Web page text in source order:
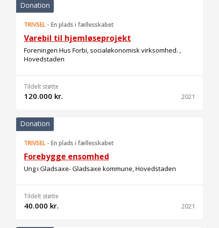
Donation
TRIVSEL - En plads i fællesskabet
Varebil til hjemløseprojekt
Foreningen Hus Forbi, socialøkonomisk virksomhed. ,
Hovedstaden
Tildelt støtte
120.000 kr. 2021
Donation
TRIVSEL - En plads i fællesskabet
Forebygge ensomhed
Ung i Gladsaxe- Gladsaxe kommune, Hovedstaden
Tildelt støtte
40.000 kr. 2021